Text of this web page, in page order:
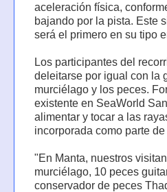
aceleración física,
bajando por la pista. Este
será el primero en su tipo
Los participantes del
deleitarse por igual con la
murciélago y los peces.
existente en SeaWorld
alimentar y tocar a las
incorporada como parte de
"En Manta, nuestros
murciélago, 10 peces
conservador de peces